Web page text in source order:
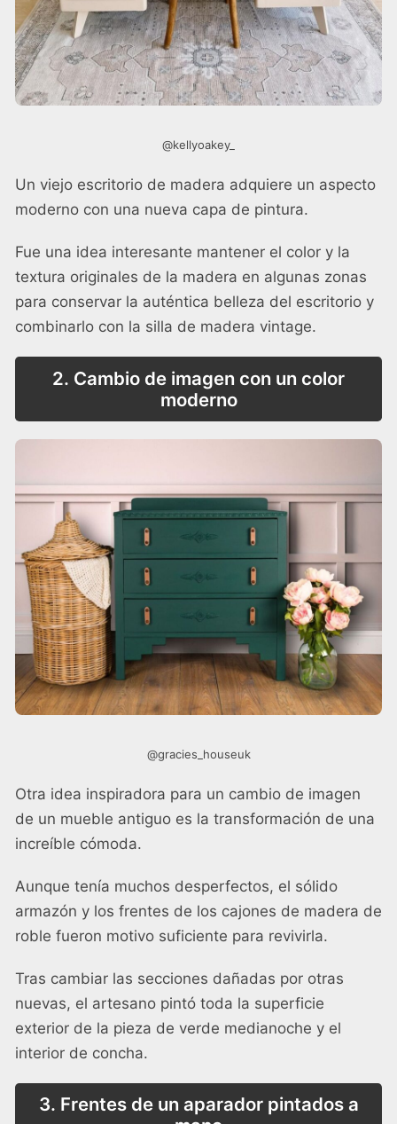
@kellyoakey_
Un viejo escritorio de madera adquiere un aspecto
moderno con una nueva capa de pintura.
Fue una idea interesante mantener el color y la
textura originales de la madera en algunas zonas
para conservar la auténtica belleza del escritorio y
combinarlo con la silla de madera vintage.
2. Cambio de imagen con un color
moderno
@gracies_houseuk
Otra idea inspiradora para un cambio de imagen
de un mueble antiguo es la transformación de una
increíble cómoda.
Aunque tenía muchos desperfectos, el sólido
armazón y los frentes de los cajones de madera de
roble fueron motivo suficiente para revivirla.
Tras cambiar las secciones dañadas por otras
nuevas, el artesano pintó toda la superficie
exterior de la pieza de verde medianoche y el
interior de concha.
3. Frentes de un aparador pintados a